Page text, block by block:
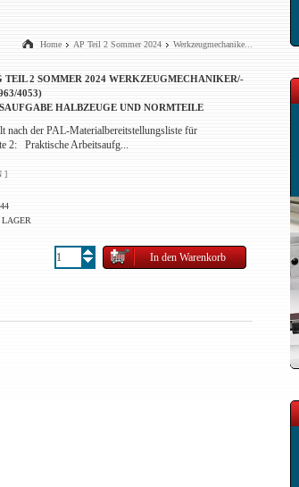
Home AP Teil 2 Sommer 2024 Werkzeugmechanike...
TEIL 2 SOMMER 2024 WERKZEUGMECHANIKER/-
4053)
HALBZEUGE UND NORMTEILE
nach der PAL-Materialbereitstellungsliste für
2: Praktische Arbeitsaufg...
]